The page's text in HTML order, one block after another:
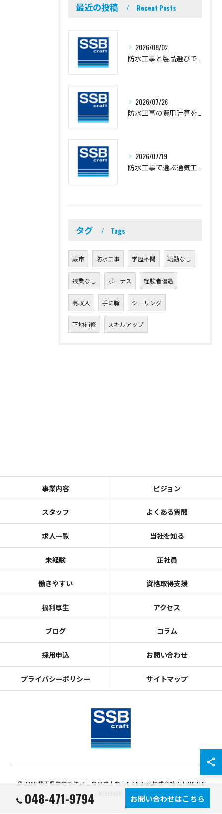
最近の投稿 Recent Posts
2026/08/02
2026/07/26
2026/07/19
タグ Tags
蕨市 防水工事 学歴不問 転勤なし
残業なし ボーナス 経験者優遇
高収入 手に職 シーリング
下地補修 スキルアップ
048-471-9794 お問い合わせはこちら
事業内容 ビジョン
スタッフ よくある質問
求人一覧 当社を知る
未経験 正社員
働きやすい 資格取得支援
福利厚生 アクセス
ブログ コラム
採用申込 お問い合わせ
プライバシーポリシー サイトマップ
© 2026 埼玉県蕨市で防水工事の求人ならS.S.B Craft株式会社 ALL RIGHTS